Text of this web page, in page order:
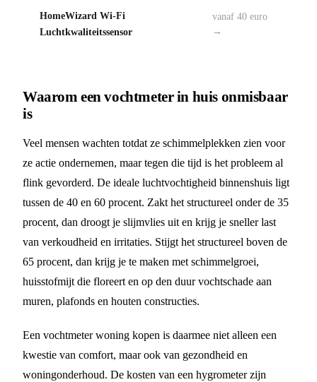
HomeWizard Wi-Fi
Luchtkwaliteitssensor
vanaf 40 euro
→
Waarom een vochtmeter in huis onmisbaar
is
Veel mensen wachten totdat ze schimmelplekken zien voor
ze actie ondernemen, maar tegen die tijd is het probleem al
flink gevorderd. De ideale luchtvochtigheid binnenshuis ligt
tussen de 40 en 60 procent. Zakt het structureel onder de 35
procent, dan droogt je slijmvlies uit en krijg je sneller last
van verkoudheid en irritaties. Stijgt het structureel boven de
65 procent, dan krijg je te maken met schimmelgroei,
huisstofmijt die floreert en op den duur vochtschade aan
muren, plafonds en houten constructies.
Een vochtmeter woning kopen is daarmee niet alleen een
kwestie van comfort, maar ook van gezondheid en
woningonderhoud. De kosten van een hygrometer zijn